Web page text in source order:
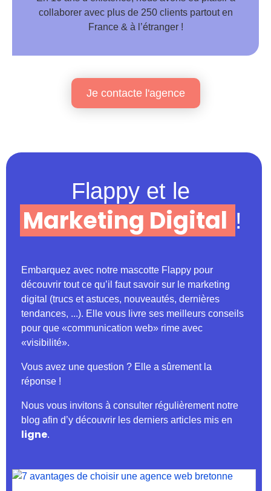
collaborer avec plus de 250 clients partout en
France & à l’étranger !
Je contacte l'agence
Flappy et le
Marketing Digital !
Embarquez avec notre mascotte Flappy pour
découvrir tout ce qu’il faut savoir sur le marketing
digital (trucs et astuces, nouveautés, dernières
tendances, ...). Elle vous livre ses meilleurs conseils
pour que «communication web» rime avec
«visibilité».
Vous avez une question ? Elle a sûrement la
réponse !
Nous vous invitons à consulter régulièrement notre
blog afin d’y découvrir les derniers articles mis en
ligne.